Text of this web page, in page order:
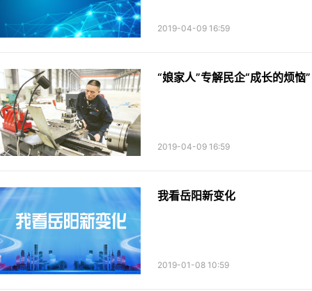
2019-04-09 16:59
“娘家人”专解民企“成长的烦恼”
2019-04-09 16:59
我看岳阳新变化
2019-01-08 10:59